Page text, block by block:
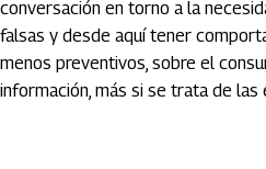
conversación en torno a la
falsas y desde aquí tener
menos preventivos, sobre el
información, más si se trata de las